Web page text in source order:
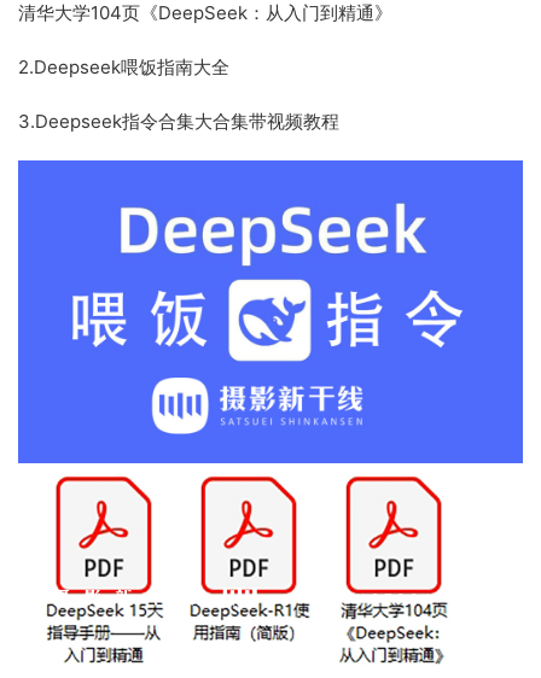
清华大学104页《DeepSeek：从入门到精通》
2.Deepseek喂饭指南大全
3.Deepseek指令合集大合集带视频教程